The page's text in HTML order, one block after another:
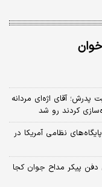
پدرش؛ آقای اژه‌ای مردانه
کردند رو شد
نظامی آمریکا در
دفن پیکر مداح جوان کجا